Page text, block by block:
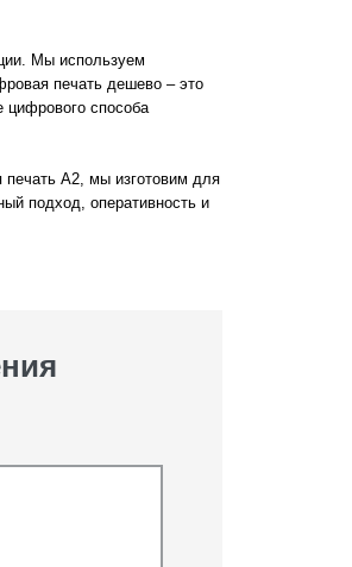
Мы используем
печать дешево – это
цифрового способа
A2, мы изготовим для
подход, оперативность и